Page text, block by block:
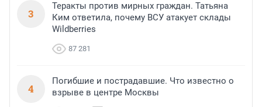
3
Теракты против мирных граждан. Татьяна
Ким ответила, почему ВСУ атакует склады
Wildberries
87 281
4
Погибшие и пострадавшие. Что известно о
взрыве в центре Москвы